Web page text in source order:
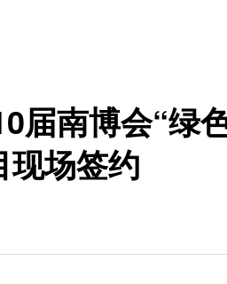
届南博会“绿
现场签约